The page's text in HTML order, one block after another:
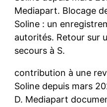
Mediapart. Blocage
Soline : un
autorités. Retour sur
secours à S.
contribution à une
Soline depuis mars
D. Mediapart